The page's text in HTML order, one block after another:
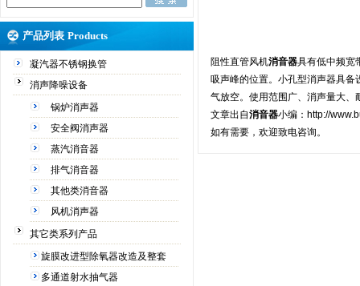
产品列表 Products
凝汽器不锈钢换管
消声降噪设备
锅炉消声器
安全阀消声器
蒸汽消音器
排气消音器
其他类消音器
风机消声器
其它类系列产品
旋膜改进型除氧器改造及整套
多通道射水抽气器
阻性直管风机消音器具有低中频宽
吸声峰的位置。小孔型消声器具
气放空。使用范围广、消声量大
文章出自消音器小编： http://
如有需要，欢迎致电咨询。